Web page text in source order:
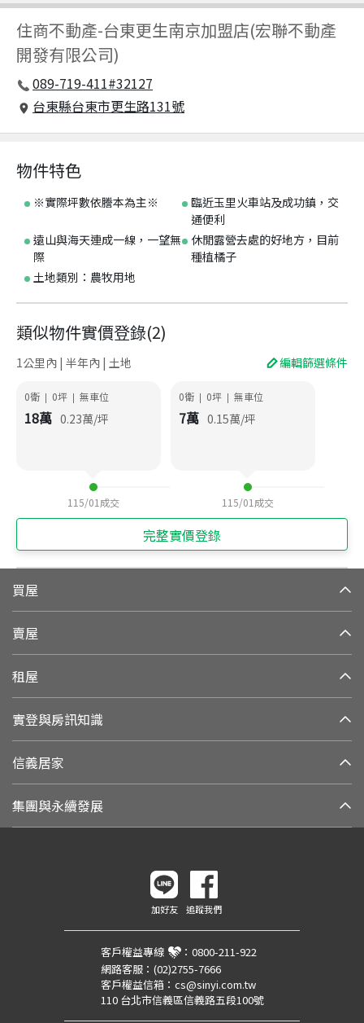
住商不動產-台東更生南京加盟店(宏聯不動產
開發有限公司)
089-719-411#32127
台東縣台東市更生路131號
物件特色
※實際坪數依謄本為主※
臨近玉里火車站及成功鎮，交
通便利
遠山與海天連成一線，一望無
際
休閒露營去處的好地方，目前
種植橘子
土地類別：農牧用地
類似物件實價登錄(2)
1公里內 | 半年內 | 土地 編輯篩選條件
0衛 | 0坪 | 無車位
18萬 0.23萬/坪
115/01 成交
0衛 | 0坪 | 無車位
7萬 0.15萬/坪
115/01 成交
完整實價登錄
買屋
賣屋
租屋
實登與房訊知識
信義居家
集團與永續發展
加好友 追蹤我們
客戶權益專線 ： 0800-211-922
網路客服： (02)2755-7666
客戶權益信箱： cs@sinyi.com.tw
110 台北市信義區信義路五段100號